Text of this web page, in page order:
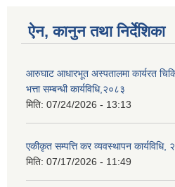
ऐन, कानुन तथा निर्देशिका
आरुघाट आधारभूत अस्पतालमा कार्यरत
भत्ता सम्बन्धी कार्यविधि,२०८३
मिति: 07/24/2026 - 13:13
एकीकृत सम्पत्ति कर व्यवस्थापन कार्यविधि,
मिति: 07/17/2026 - 11:49